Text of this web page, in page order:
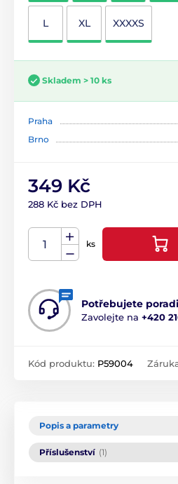
L XL XXXXS
Skladem > 10 ks
Praha
Brno
349 Kč
288 Kč bez DPH
ks
Potřebujete
Zavolejte na +420
Kód produktu: P59004
Popis a parametry
Příslušenství (1)